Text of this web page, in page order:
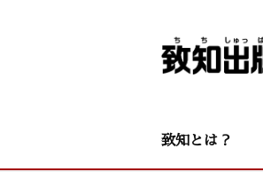
致知とは？